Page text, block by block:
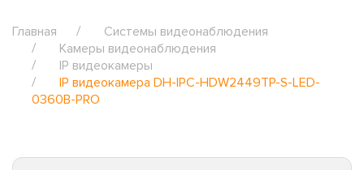
Главная
Системы видеонаблюдения
Камеры видеонаблюдения
IP видеокамеры
IP видеокамера DH-IPC-HDW2449TP-S-LED-
0360B-PRO